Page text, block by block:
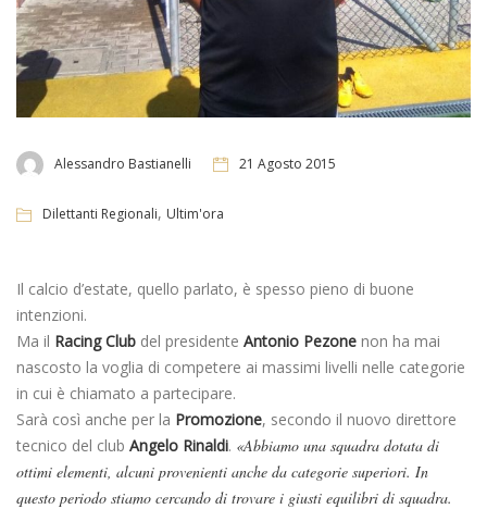
Alessandro Bastianelli 21 Agosto 2015
Dilettanti Regionali, Ultim'ora
Il calcio d’estate, quello parlato, è spesso pieno di buone
intenzioni.
Ma il Racing Club del presidente Antonio Pezone non ha mai
nascosto la voglia di competere ai massimi livelli nelle categorie
in cui è chiamato a partecipare.
Sarà così anche per la Promozione, secondo il nuovo direttore
tecnico del club Angelo Rinaldi. «Abbiamo una squadra dotata di
ottimi elementi, alcuni provenienti anche da categorie superiori. In
questo periodo stiamo cercando di trovare i giusti equilibri di squadra.